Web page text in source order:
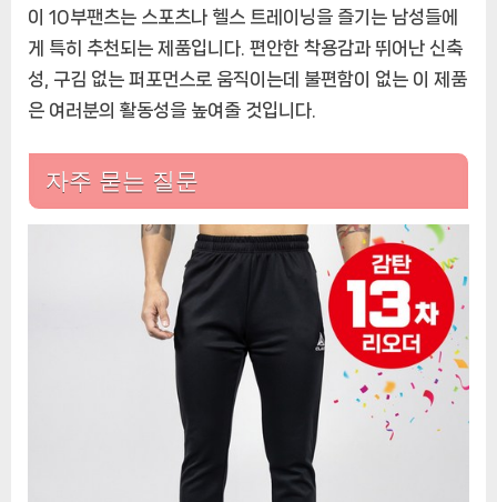
차
리
오
이 10부팬츠는 스포츠나 헬스 트레이닝을 즐기는 남성들에
게 특히 추천되는 제품입니다. 편안한 착용감과 뛰어난 신축
성, 구김 없는 퍼포먼스로 움직이는데 불편함이 없는 이 제품
은 여러분의 활동성을 높여줄 것입니다.
자주 묻는 질문